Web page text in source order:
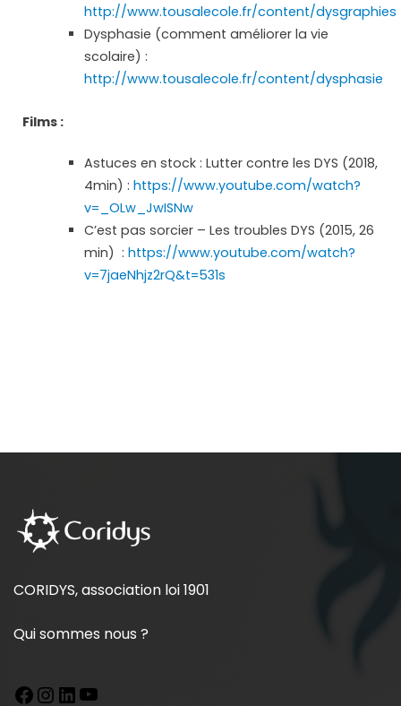
http://www.tousalecole.fr/content/dysgraphies
Dysphasie (comment améliorer la vie
scolaire) :
http://www.tousalecole.fr/content/dysphasie
Films :
Astuces en stock : Lutter contre les DYS (2018,
4min) :https://www.youtube.com/watch?
v=_OLw_JwISNw
C’est pas sorcier – Les troubles DYS (2015, 26
min) :https://www.youtube.com/watch?
v=7jaeNhjz2rQ&t=531s
CORIDYS, association loi 1901
Qui sommes nous ?